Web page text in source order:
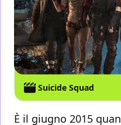
Suicide Squad
È il giugno 2015